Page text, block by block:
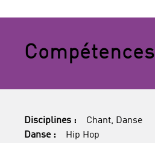
Compétences
Disciplines :
Chant, Danse
Danse :
Hip Hop